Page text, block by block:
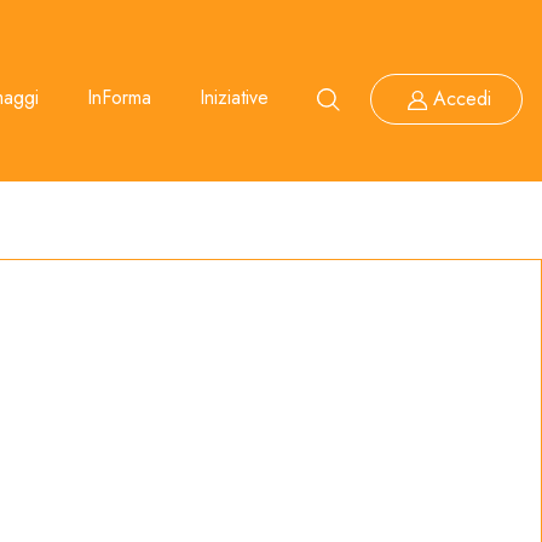
InForma Iniziative Accedi